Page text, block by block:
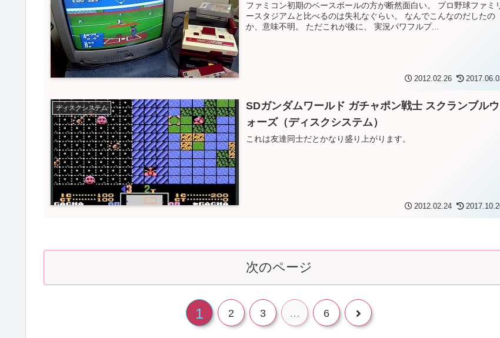
ファミコン初期のベースボールの方が断然面白い。 プロ野球ファミ
ースタジアムと比べるのは失礼なぐらい。 なんでこんなのだしたの
か、意味不明。 ただこれが後に、 実況パワフルプ...
2012.02.26
ディスクシステム
SDガンダムワールド ガチャポン戦士 スクランブルウ
ォーズ（ディスクシステム）
これは友達同士だとかなり盛り上がります。
2012.02.24
次のページ
1 2 3 … 6 次